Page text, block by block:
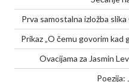
Prva samostalna izložba
Prikaz „O čemu govorim kad
Ovacijama za Jasmin
Poezija: